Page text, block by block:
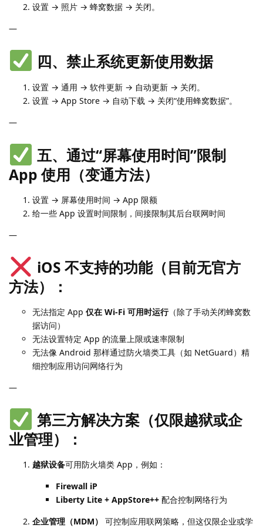
设置 → 照片 → 蜂窝数据 → 关闭。
—
四、禁止系统更新使用数据
设置 → 通用 → 软件更新 → 自动更新 → 关闭。
设置 → App Store → 自动下载 → 关闭“使用蜂窝数据”。
—
五、通过“屏幕使用时间”限制
App 使用（变通方法）
设置 → 屏幕使用时间 → App 限额
给一些 App 设置时间限制，间接限制其后台联网时间
—
iOS 不支持的功能（目前无官方
方法）：
无法指定 App 仅在 Wi-Fi 可用时运行（除了手动关闭蜂窝数
据访问）
无法设置特定 App 的流量上限或速率限制
无法像 Android 那样通过防火墙类工具（如 NetGuard）精
细控制应用访问网络行为
—
第三方解决方案（仅限越狱或企
业管理）：
越狱设备可用防火墙类 App，例如：
Firewall iP
Liberty Lite + AppStore++ 配合控制网络行为
企业管理（MDM）
可控制应用联网策略，但这仅限企业或学